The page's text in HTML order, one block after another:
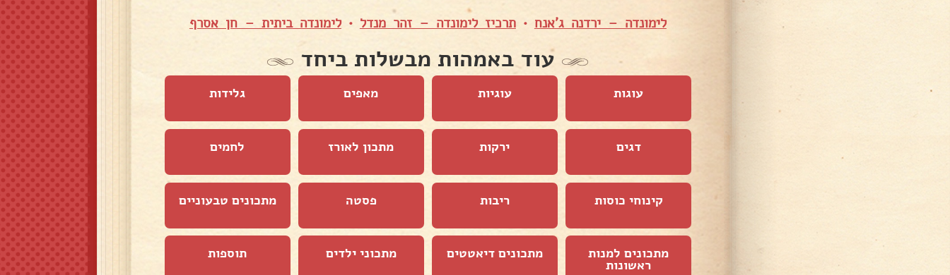
לימונדה – ירדנה ג'אנח •תרכיז לימונדה – זהר מנדל •לימונדה ביתית – חן אסרף
עוד באמהות מבשלות ביחד
עוגות עוגיות מאפים גלידות
דגים ירקות מתכון לאורז לחמים
קינוחי כוסות ריבות פסטה מתכונים טבעוניים
מתכונים למנות
ראשונות
מתכונים דיאטטים מתכוני ילדים תוספות